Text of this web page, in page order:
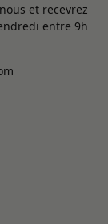
et recevrez
entre 9h